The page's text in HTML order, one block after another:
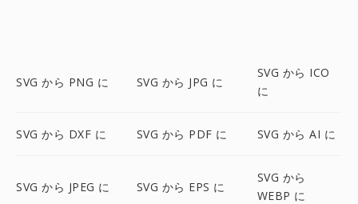
SVG から PNG に SVG から JPG に
SVG から ICO
に
SVG から DXF に SVG から PDF に SVG から AI に
SVG から JPEG に SVG から EPS に
SVG から
WEBP に